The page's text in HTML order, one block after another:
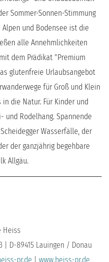
Sommer-Sonnen-Stimmung
und Bodensee ist die
alle Annehmlichkeiten
dem Prädikat "Premium
glutenfreie Urlaubsangebot
für Groß und Klein
die Natur. Für Kinder und
und Rodelhang. Spannende
Wasserfälle, der
der ganzjährig begehbare
Allgäu.
Heiss
| D-89415 Lauingen / Donau
pr.de www.heiss-pr.de